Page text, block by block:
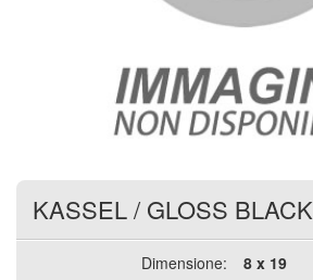
KASSEL/ GLOSS BLACK
Dimensione:
8 x 19